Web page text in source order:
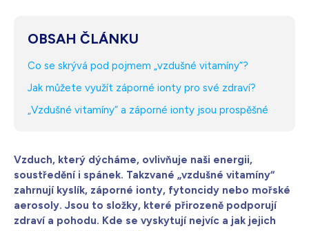
OBSAH ČLÁNKU
Co se skrývá pod pojmem „vzdušné vitamíny“?
Jak můžete využít záporné ionty pro své zdraví?
„Vzdušné vitamíny“ a záporné ionty jsou prospěšné
Vzduch, který dýcháme, ovlivňuje naši energii,
soustředění i spánek. Takzvané „vzdušné vitamíny“
zahrnují kyslík, záporné ionty, fytoncidy nebo mořské
aerosoly. Jsou to složky, které přirozeně podporují
zdraví a pohodu. Kde se vyskytují nejvíc a jak jejich